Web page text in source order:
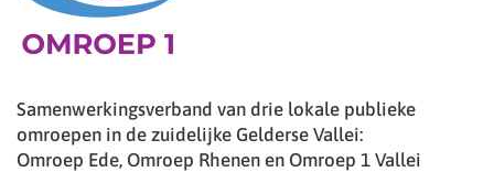
Samenwerkingsverband van drie lokale publieke
omroepen in de zuidelijke Gelderse Vallei:
Omroep Ede, Omroep Rhenen en Omroep 1 Vallei